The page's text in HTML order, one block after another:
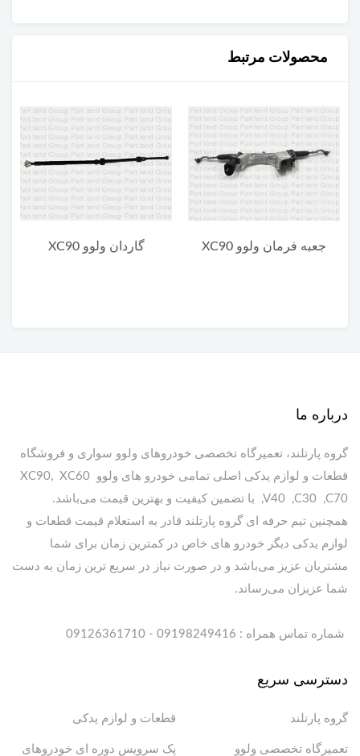
محصولات مرتبط
جعبه فرمان ولوو XC90 گاردان ولوو XC90
درباره ما
گروه پارتلند، تعمیرگاه تخصصی خودروهای ولوو سواری و فروشگاه
قطعات و لوازم یدکی اصلی تمامی خودرو های ولوو XC90, XC60
,V40 ,C30 ,C70 با تضمین کیفیت و بهترین قیمت می‌باشد.
همچنین تیم حرفه ای گروه پارتلند قادر به استعلام قیمت قطعات و
لوازم یدکی دیگر خودرو های خاص در کمترین زمان برای شما
مشتریان عزیز می‌باشد و در صورت نیاز در سریع ترین زمان به دست
شما عزیزان می‌رساند.
شماره تماس همراه : 09198249416 - 09126361710
دسترسی سریع
گروه پارتلند قطعات و لوازم یدکی
تعمیرگاه تخصصی ولوو
پک سرویس دوره ای خودروهای